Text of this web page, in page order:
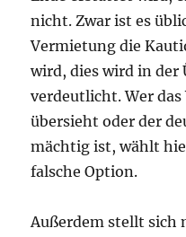
nicht. Zwar ist es
Vermietung die
wird, dies wird in der
verdeutlicht. Wer
übersieht oder der
mächtig ist, wählt
falsche Option.
Außerdem stellt sich